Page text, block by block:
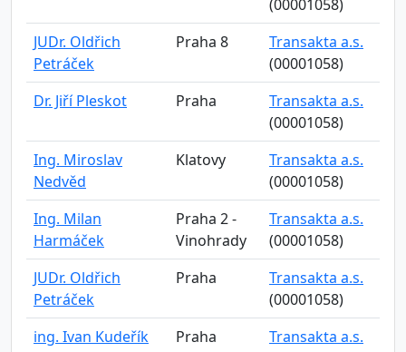
(00001058)
JUDr. Oldřich
Petráček
Praha 8
Transakta a.s.
(00001058)
Dr. Jiří Pleskot
Praha
Transakta a.s.
(00001058)
Ing. Miroslav
Nedvěd
Klatovy
Transakta a.s.
(00001058)
Ing. Milan
Harmáček
Praha 2 -
Vinohrady
Transakta a.s.
(00001058)
JUDr. Oldřich
Petráček
Praha
Transakta a.s.
(00001058)
ing. Ivan Kudeřík
Praha
Transakta a.s.